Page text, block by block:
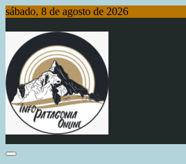
Saltar
contenido
sábado, 8 de agosto de 2026
Info Patagonia Online